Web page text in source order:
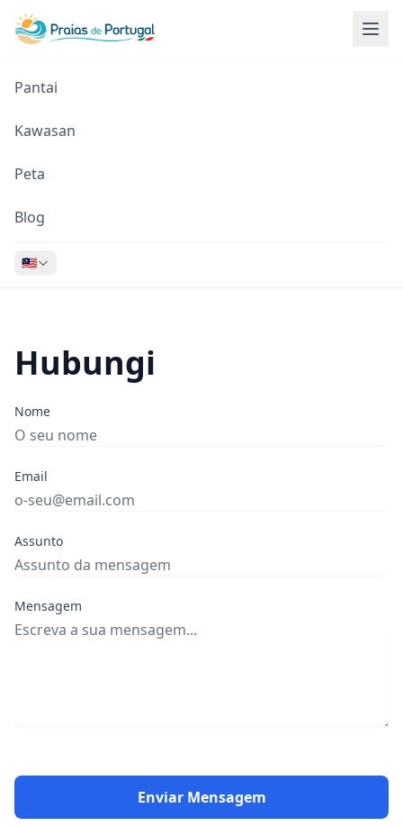
Pantai
Kawasan
Peta
Blog
🇲🇾
Hubungi
Nome
Email
Assunto
Mensagem
Enviar Mensagem